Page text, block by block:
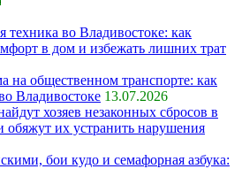
техника во Владивостоке: как
в дом и избежать лишних трат
на общественном транспорте: как
Владивостоке 13.07.2026
хозяев незаконных сбросов в
обяжут их устранить нарушения
бои кудо и семафорная азбука: